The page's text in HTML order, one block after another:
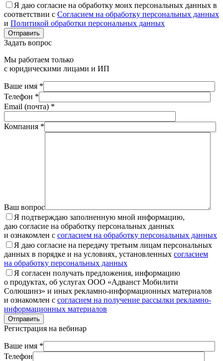
Я даю согласие на обработку моих персональных данных в
соответствии с Согласием на обработку персональных данных
и Политикой обработки персональных данных
Отправить
Задать вопрос
Мы работаем только
с юридическими лицами и ИП
Ваше имя *
Телефон *
Email (почта) *
Компания *
Ваш вопрос
Я подтверждаю заполненную мной информацию,
даю согласие на обработку персональных данных
и ознакомлен с согласием на обработку персональных данных
Я даю согласие на передачу третьим лицам персональных
данных в порядке и на условиях, установленных согласием
на обработку персональных данных
Я согласен получать предложения, информацию
о продуктах, об услугах ООО «Адванст Мобилити
Солюшинз» и иных рекламно-информационных материалов
и ознакомлен с согласием на получение рассылки рекламно-
информационных материалов
Отправить
Регистрация на вебинар
Ваше имя *
Телефон